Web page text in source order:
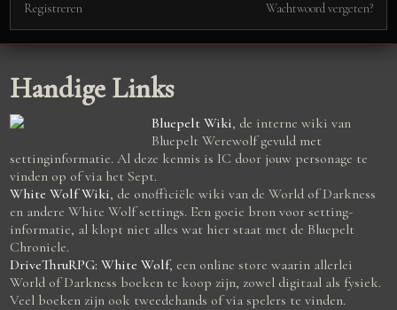
Registreren Wachtwoord vergeten?
Handige Links
Bluepelt Wiki, de interne wiki van
Bluepelt Werewolf gevuld met
settinginformatie. Al deze kennis is IC door jouw personage te
vinden op of via het Sept.
White Wolf Wiki, de onofficiële wiki van de World of Darkness
en andere White Wolf settings. Een goeie bron voor setting-
informatie, al klopt niet alles wat hier staat met de Bluepelt
Chronicle.
DriveThruRPG: White Wolf, een online store waarin allerlei
World of Darkness boeken te koop zijn, zowel digitaal als fysiek.
Veel boeken zijn ook tweedehands of via spelers te vinden.